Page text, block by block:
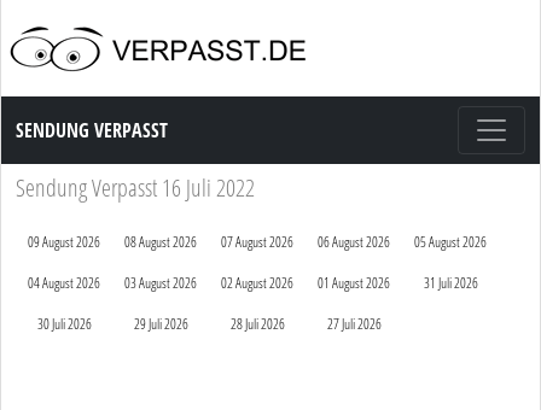
Sendung Verpasst
SENDUNG VERPASST
Sendung Verpasst 16 Juli 2022
09 August 2026 08 August 2026 07 August 2026 06 August 2026
05 August 2026
04 August 2026
03 August 2026 02 August 2026 01 August 2026
31 Juli 2026
30 Juli 2026
29 Juli 2026 28 Juli 2026 27 Juli 2026